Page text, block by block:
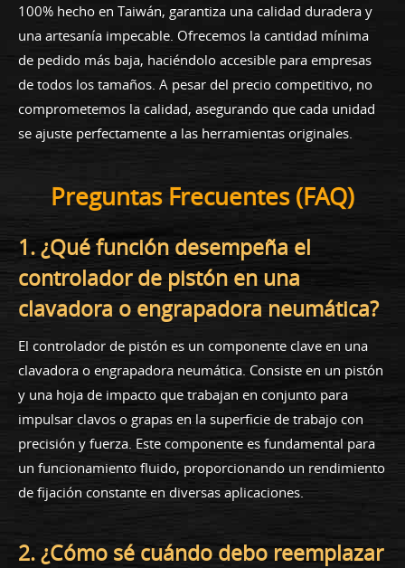
100% hecho en Taiwán, garantiza una calidad duradera y
una artesanía impecable. Ofrecemos la cantidad mínima
de pedido más baja, haciéndolo accesible para empresas
de todos los tamaños. A pesar del precio competitivo, no
comprometemos la calidad, asegurando que cada unidad
se ajuste perfectamente a las herramientas originales.
Preguntas Frecuentes (FAQ)
1. ¿Qué función desempeña el
controlador de pistón en una
clavadora o engrapadora neumática?
El controlador de pistón es un componente clave en una
clavadora o engrapadora neumática. Consiste en un pistón
y una hoja de impacto que trabajan en conjunto para
impulsar clavos o grapas en la superficie de trabajo con
precisión y fuerza. Este componente es fundamental para
un funcionamiento fluido, proporcionando un rendimiento
de fijación constante en diversas aplicaciones.
2. ¿Cómo sé cuándo debo reemplazar